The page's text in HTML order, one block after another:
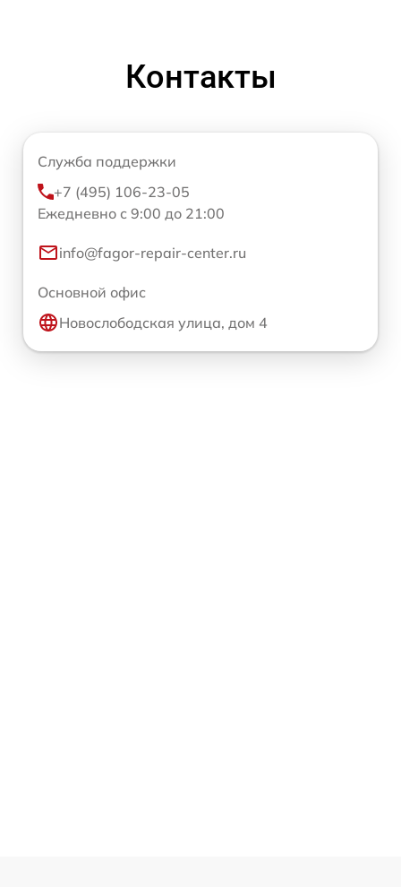
Контакты
Служба поддержки
+7 (495) 106-23-05
Ежедневно с 9:00 до 21:00
info@fagor-repair-center.ru
Основной офис
Новослободская улица, дом 4